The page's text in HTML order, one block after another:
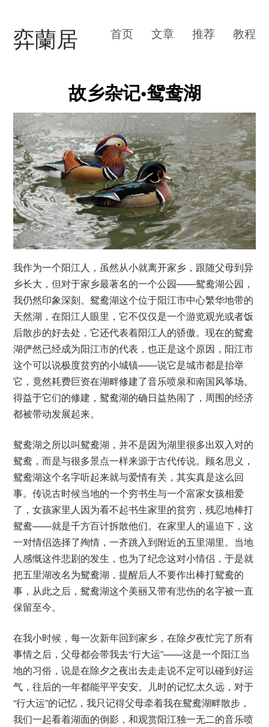
弈蘭居 首页 文章 推荐 教程
故乡杂记•鸳鸯湖
我作为一个阳江人，虽然从小就离开家乡，跟随父母到异
乡长大，但对于家乡最著名的一个公园——鸳鸯湖公园，
我仍然印象深刻。鸳鸯湖这个位于阳江市中心繁华地带的
天然湖，在阳江人眼里，它不仅仅是一个游览观光或者饭
后散步的好去处，它还代表着阳江人的骄傲。现在的鸳鸯
湖俨然已经成为阳江市的代表，也正是这个原因，阳江市
这个可以说极度贫穷的小城镇——说它是城市都是抬举
它，竟然耗费巨资在湖畔修建了音乐喷泉和南国风筝场。
得益于它们的修建，鸳鸯湖的确日益热闹了，周围的经济
都被带动发展起来。
鸳鸯湖之所以叫鸳鸯湖，并不是因为湖里很多出双入对的
鸳鸯，而是与很多景点一样来源于古代传说。顾名思义，
鸳鸯湖这个名字听起来就与爱情有关，其实真是这么回
事。传说古时候当地的一个穷书生与一个富家女孩相爱
了，女孩家里人因为看不起书生家里的贫穷，残忍地棒打
鸳鸯——就是千方百计拆散他们。在家里人的逼迫下，这
一对情侣选择了殉情，一齐跳入到附近的五里湖里。当地
人感慨这件悲剧的发生，也为了纪念这对小情侣，于是就
把五里湖改名为鸳鸯湖，提醒后人不要作出棒打鸳鸯的
事，从此之后，鸳鸯湖这个美丽又带有悲伤的名字被一直
保留至今。
在我小时候，每一次新年回到家乡，在除夕夜忙完了所有
事情之后，父母都会带我去“行大运”——这是一个阳江当
地的习俗，说是在除夕之夜出去走走说不定可以碰到好运
气，往后的一年都能平平安安。儿时的记忆太久远，对于
“行大运”的记忆，我只记得父母牵着我在鸳鸯湖畔散步，
我们一起看着湖面的倒影，和观赏阳江独一无二的音乐喷